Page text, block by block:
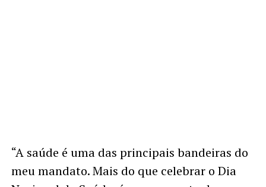
“A saúde é uma das principais bandeiras do
meu mandato. Mais do que celebrar o Dia